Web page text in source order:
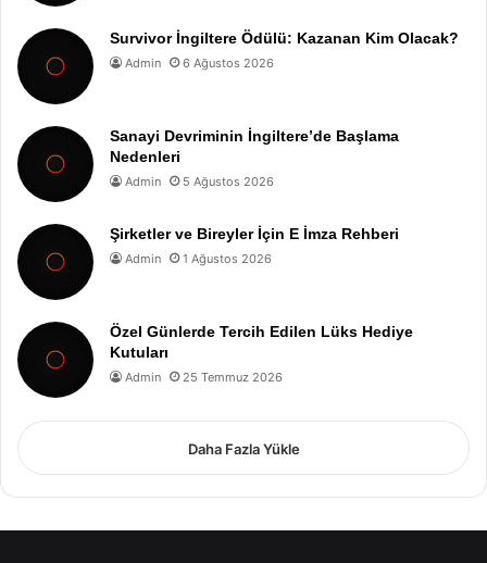
Survivor İngiltere Ödülü: Kazanan Kim Olacak?
Admin 6 Ağustos 2026
Sanayi Devriminin İngiltere’de Başlama
Nedenleri
Admin 5 Ağustos 2026
Şirketler ve Bireyler İçin E İmza Rehberi
Admin 1 Ağustos 2026
Özel Günlerde Tercih Edilen Lüks Hediye
Kutuları
Admin 25 Temmuz 2026
Daha Fazla Yükle